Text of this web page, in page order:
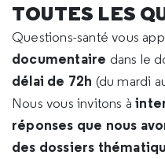
TOUTES LES
Questions-santé vous
documentaire dans le
délai de 72h (du mardi
Nous vous invitons à
réponses que nous
des dossiers